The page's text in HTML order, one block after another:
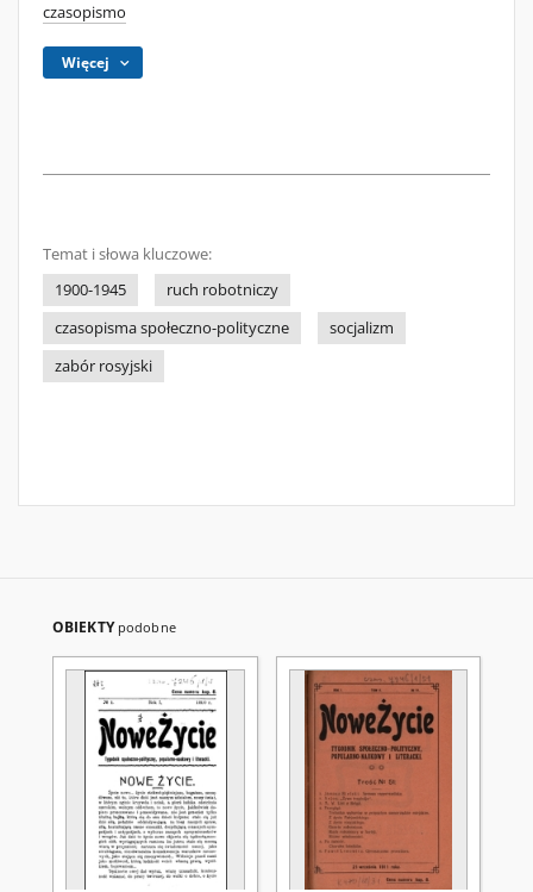
czasopismo
Więcej
Temat i słowa kluczowe:
1900-1945
ruch robotniczy
czasopisma społeczno-polityczne
socjalizm
zabór rosyjski
OBIEKTY podobne